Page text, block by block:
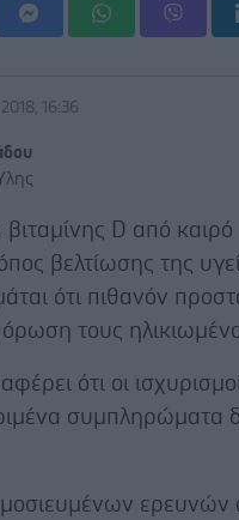
16:36
D από καιρό
βελτίωσης της
ότι πιθανόν
τους
ότι οι
συμπληρώματα
ερευνών